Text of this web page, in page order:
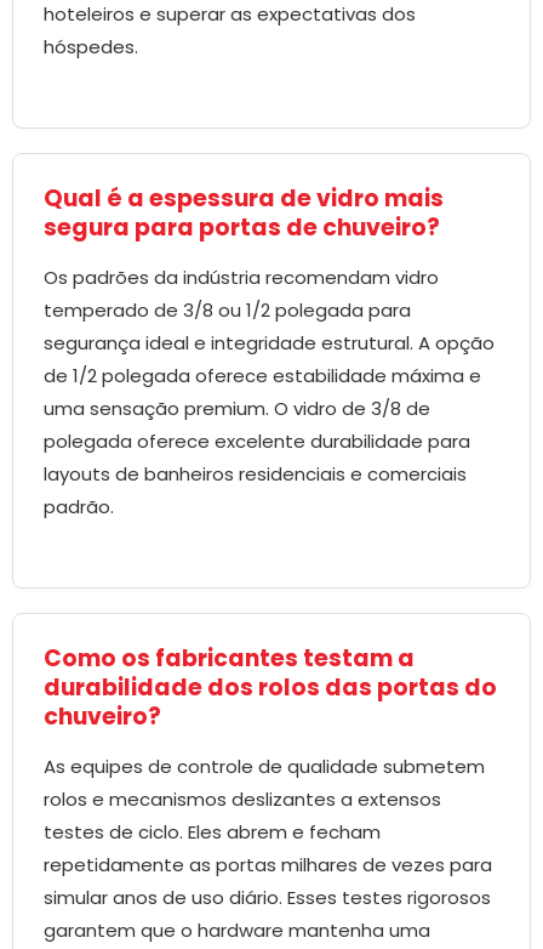
hoteleiros e superar as expectativas dos
hóspedes.
Qual é a espessura de vidro mais
segura para portas de chuveiro?
Os padrões da indústria recomendam vidro
temperado de 3/8 ou 1/2 polegada para
segurança ideal e integridade estrutural. A opção
de 1/2 polegada oferece estabilidade máxima e
uma sensação premium. O vidro de 3/8 de
polegada oferece excelente durabilidade para
layouts de banheiros residenciais e comerciais
padrão.
Como os fabricantes testam a
durabilidade dos rolos das portas do
chuveiro?
As equipes de controle de qualidade submetem
rolos e mecanismos deslizantes a extensos
testes de ciclo. Eles abrem e fecham
repetidamente as portas milhares de vezes para
simular anos de uso diário. Esses testes rigorosos
garantem que o hardware mantenha uma